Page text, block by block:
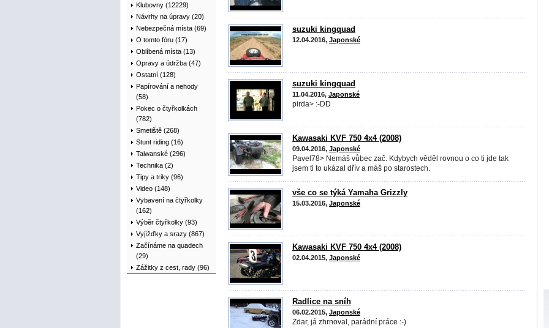
Klubovny (12229)
Návrhy na úpravy (20)
Nebezpečná místa (69)
O tomto fóru (17)
Oblíbená místa (13)
Opravy a údržba (47)
Ostatní (128)
Papírování a nehody
(58)
Pokec o čtyřkolkách
(782)
Smetiště (268)
Stunt riding (16)
Taiwanské (296)
Technika (2)
Tipy a triky (96)
Video (148)
Vybavení na čtyřkolky
(162)
Výběr čtyřkolky (93)
Vyjížďky a srazy (867)
Začínáme na quadech
(29)
Zážitky z cest, rady (96)
suzuki kingquad
12.04.2016, Japonské
suzuki kingquad
11.04.2016, Japonské
pirda> :-DD
Kawasaki KVF 750 4x4 (2008)
09.04.2016, Japonské
Pavel78> Nemáš vůbec zač. Kdybych věděl rovnou o co ti jde tak
jsem ti to ukázal dřív a máš po starostech.
vše co se týká Yamaha Grizzly
15.03.2016, Japonské
Kawasaki KVF 750 4x4 (2008)
02.04.2015, Japonské
Radlice na sníh
06.02.2015, Japonské
Zdar, já zhrnoval, parádní práce :-)